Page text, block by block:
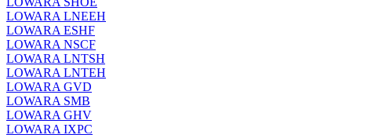
LOWARA LNEEH
LOWARA ESHF
LOWARA NSCF
LOWARA LNTSH
LOWARA LNTEH
LOWARA GVD
LOWARA SMB
LOWARA GHV
LOWARA IXPС